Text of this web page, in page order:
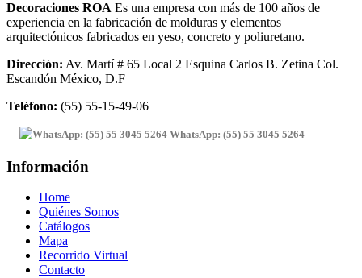
Decoraciones ROA Es una empresa con más de 100 años de
experiencia en la fabricación de molduras y elementos
arquitectónicos fabricados en yeso, concreto y poliuretano.
Dirección: Av. Martí # 65 Local 2 Esquina Carlos B. Zetina Col.
Escandón México, D.F
Teléfono: (55) 55-15-49-06
WhatsApp: (55) 55 3045 5264
Información
Home
Quiénes Somos
Catálogos
Mapa
Recorrido Virtual
Contacto